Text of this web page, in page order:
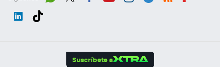
Suscríbete a